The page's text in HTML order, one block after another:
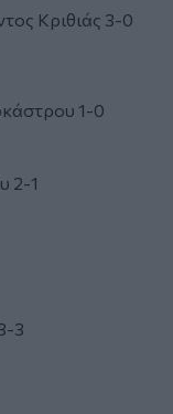
Κριθιάς 3-0
1-0
2-1
3